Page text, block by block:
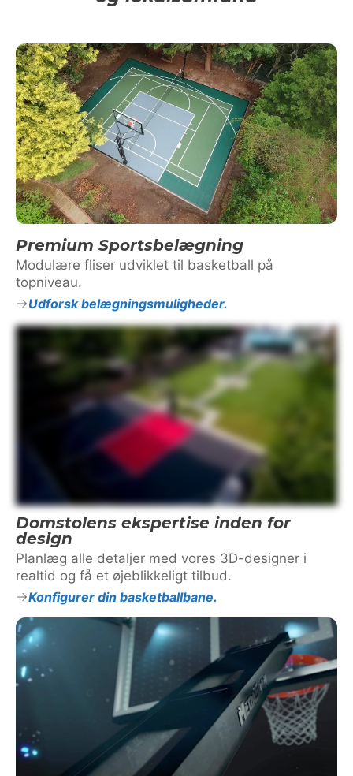
Premium Sportsbelægning
Modulære fliser udviklet til basketball på
topniveau.
Udforsk belægningsmuligheder.
Domstolens ekspertise inden for
design
Planlæg alle detaljer med vores 3D-designer i
realtid og få et øjeblikkeligt tilbud.
Konfigurer din basketballbane.